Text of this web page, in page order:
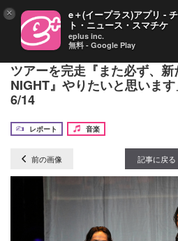
今市隆二（三代目JSB）、全
ツアーを完走『また必ず、
NIGHT』やりたいと思いま
6/14
レポート
音楽
前の画像 記事に戻る
× e＋(イープラス)アプリ -
ト・ニュース・スマチケ
eplus inc.
無料 - Google Play